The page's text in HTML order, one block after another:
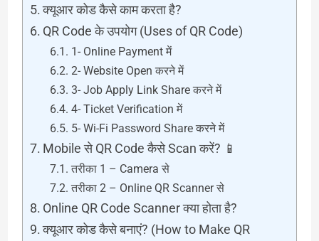
क्यूआर कोड कैसे काम करता है?
QR Code के उपयोग (Uses of QR Code)
1- Online Payment में
2- Website Open करने में
3- Job Apply Link Share करने में
4- Ticket Verification में
5- Wi-Fi Password Share करने में
Mobile से QR Code कैसे Scan करें? 📱
तरीका 1 – Camera से
तरीका 2 – Online QR Scanner से
Online QR Code Scanner क्या होता है?
क्यूआर कोड कैसे बनाएं? (How to Make QR